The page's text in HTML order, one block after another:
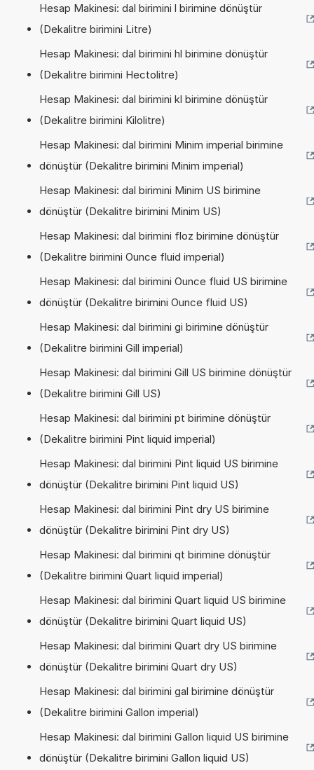
Hesap Makinesi: dal birimini l birimine dönüştür
(Dekalitre birimini Litre)
Hesap Makinesi: dal birimini hl birimine dönüştür
(Dekalitre birimini Hectolitre)
Hesap Makinesi: dal birimini kl birimine dönüştür
(Dekalitre birimini Kilolitre)
Hesap Makinesi: dal birimini Minim imperial birimine
dönüştür (Dekalitre birimini Minim imperial)
Hesap Makinesi: dal birimini Minim US birimine
dönüştür (Dekalitre birimini Minim US)
Hesap Makinesi: dal birimini floz birimine dönüştür
(Dekalitre birimini Ounce fluid imperial)
Hesap Makinesi: dal birimini Ounce fluid US birimine
dönüştür (Dekalitre birimini Ounce fluid US)
Hesap Makinesi: dal birimini gi birimine dönüştür
(Dekalitre birimini Gill imperial)
Hesap Makinesi: dal birimini Gill US birimine dönüştür
(Dekalitre birimini Gill US)
Hesap Makinesi: dal birimini pt birimine dönüştür
(Dekalitre birimini Pint liquid imperial)
Hesap Makinesi: dal birimini Pint liquid US birimine
dönüştür (Dekalitre birimini Pint liquid US)
Hesap Makinesi: dal birimini Pint dry US birimine
dönüştür (Dekalitre birimini Pint dry US)
Hesap Makinesi: dal birimini qt birimine dönüştür
(Dekalitre birimini Quart liquid imperial)
Hesap Makinesi: dal birimini Quart liquid US birimine
dönüştür (Dekalitre birimini Quart liquid US)
Hesap Makinesi: dal birimini Quart dry US birimine
dönüştür (Dekalitre birimini Quart dry US)
Hesap Makinesi: dal birimini gal birimine dönüştür
(Dekalitre birimini Gallon imperial)
Hesap Makinesi: dal birimini Gallon liquid US birimine
dönüştür (Dekalitre birimini Gallon liquid US)